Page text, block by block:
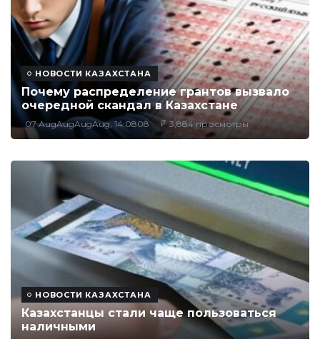
НОВОСТИ КАЗАХСТАНА
Почему распределение грантов вызвало
очередной скандал в Казахстане
07 AugAugAugAug, 14:0808 3,884 просмотры
НОВОСТИ КАЗАХСТАНА
Казахстанцы стали чаще пользоваться
наличными